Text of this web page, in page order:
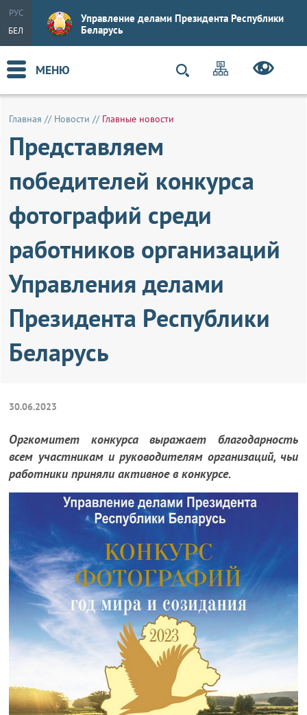
РУС
БЕЛ
Управление делами Президента Республики
Беларусь
МЕНЮ
Главная // Новости // Главные новости
Представляем
победителей конкурса
фотографий среди
работников организаций
Управления делами
Президента Республики
Беларусь
30.06.2023
Оргкомитет конкурса выражает благодарность
всем участникам и руководителям организаций, чьи
работники приняли активное в конкурсе.